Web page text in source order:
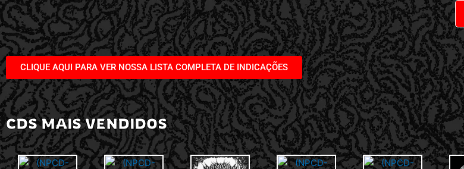
CLIQUE AQUI PARA VER NOSSA LISTA COMPLETA DE INDICAÇÕES
CDS MAIS VENDIDOS